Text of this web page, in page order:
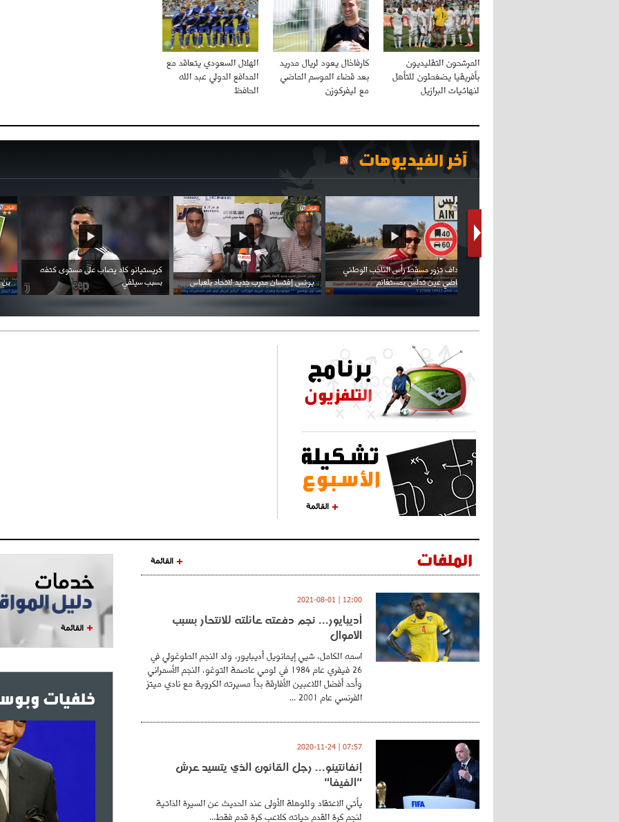
المرشحون التقليديون
بأفريقيا يضغطون للتأهل
لنهائيات البرازيل
كارفاخال يعود لريال مدريد
بعد قضاء الموسم الماضي
مع ليفركوزن
الهلال السعودي يتعاقد مع
المدافع الدولي عبد الله
الحافظ
آخر الفيديوهات
كريستيانو كاد يصاب على مستوى كتفه
بسبب سيلفي
بن زيمة ... كرم كروي قابله لإنتقام عرقي .
احتفال السفارة السعودية في الجزائر بالعيد
الوطني للمملكة
القائمة
الملفات القائمة
12:00 | 2021-08-01
أديبايور... نجم دفعته عائلته للانتحار بسبب
الأموال
اسمه الكامل، شيي إيمانويل أديبايور، ولد النجم الطوغولي في
26 فيفري عام 1984 في لومي عاصمة التوغو، النجم الأسمراني
وأحد أفضل اللاعبين الأفارقة بدأ مسيرته الكروية مع نادي ميتز
الفرنسي عام 2001 ...
07:57 | 2020-11-24
إنفانتينو... رجل القانون الذي يتسيد عرش
"الفيفا"
يأتي الاعتقاد وللوهلة الأولى عند الحديث عن السيرة الذاتية
لنجم كرة القدم حياته كلاعب كرة قدم فقط...
القائمة
خلفيات